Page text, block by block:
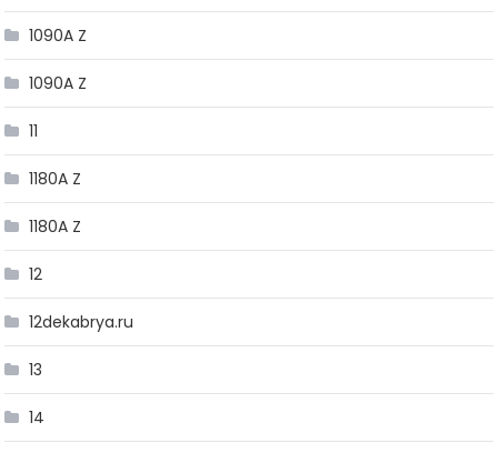
1090A Z
1090A Z
11
1180A Z
1180A Z
12
12dekabrya.ru
13
14